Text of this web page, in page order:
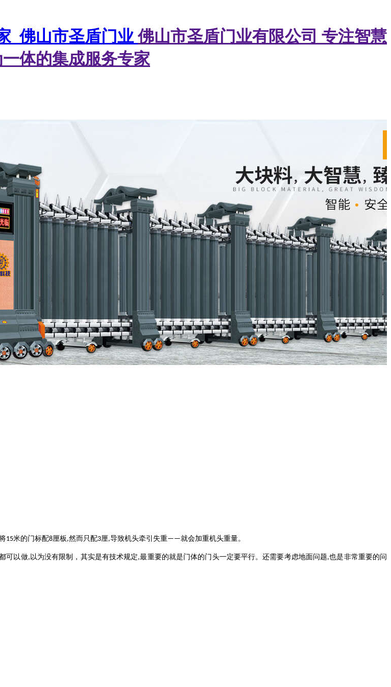
佛山市圣盾门业有限公司 专注智慧
体的集成服务专家
15米的门标配8厘板 ,然而只配3厘,导致机头牵引失重——就会加重机头重量。
可以做, 以为没有限制，其实是有技术规定,最重要的就是门体的门头一定要平行。还需要考虑地面问题,也是非常重要的问